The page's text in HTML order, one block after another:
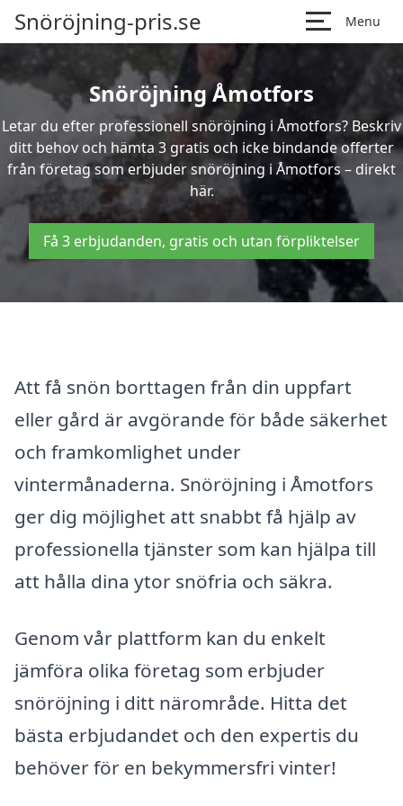
Snöröjning-pris.se Menu
Snöröjning Åmotfors
Letar du efter professionell snöröjning i Åmotfors? Beskriv
ditt behov och hämta 3 gratis och icke bindande offerter
från företag som erbjuder snöröjning i Åmotfors – direkt
här.
Få 3 erbjudanden, gratis och utan förpliktelser
Att få snön borttagen från din uppfart
eller gård är avgörande för både säkerhet
och framkomlighet under
vintermånaderna. Snöröjning i Åmotfors
ger dig möjlighet att snabbt få hjälp av
professionella tjänster som kan hjälpa till
att hålla dina ytor snöfria och säkra.
Genom vår plattform kan du enkelt
jämföra olika företag som erbjuder
snöröjning i ditt närområde. Hitta det
bästa erbjudandet och den expertis du
behöver för en bekymmersfri vinter!